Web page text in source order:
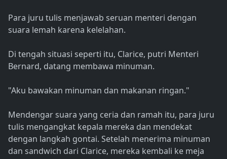
Para juru tulis menjawab seruan menteri dengan
suara lemah karena kelelahan.
Di tengah situasi seperti itu, Clarice, putri Menteri
Bernard, datang membawa minuman.
"Aku bawakan minuman dan makanan ringan."
Mendengar suara yang ceria dan ramah itu, para juru
tulis mengangkat kepala mereka dan mendekat
dengan langkah gontai. Setelah menerima minuman
dan sandwich dari Clarice, mereka kembali ke meja